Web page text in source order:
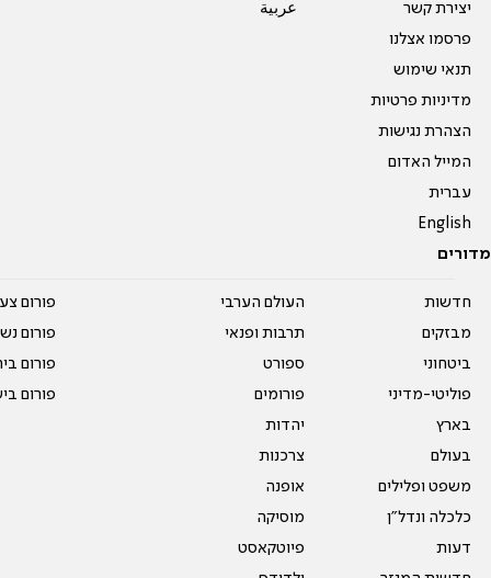
יצירת קשר
פרסמו אצלנו
תנאי שימוש
מדיניות פרטיות
הצהרת נגישות
המייל האדום
עברית
English
عربية
מדורים
חדשות
מבזקים
ביטחוני
פוליטי-מדיני
בארץ
בעולם
משפט ופלילים
כלכלה ונדל"ן
דעות
העולם הערבי
תרבות ופנאי
ספורט
פורומים
יהדות
צרכנות
אופנה
מוסיקה
פיוטקאסט
פורום
פורום
פורום
פורום